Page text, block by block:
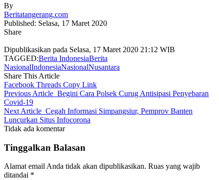
By
Beritatangerang.com
Published: Selasa, 17 Maret 2020
Share
Dipublikasikan pada Selasa, 17 Maret 2020 21:12 WIB
TAGGED:Berita IndonesiaBerita
NasionalIndonesiaNasionalNusantara
Share This Article
Facebook Threads Copy Link
Previous Article Begini Cara Polsek Curug Antisipasi Penyebaran
Covid-19
Next Article Cegah Informasi Simpangsiur, Pemprov Banten
Luncurkan Situs Infocorona
Tidak ada komentar
Tinggalkan Balasan
Alamat email Anda tidak akan dipublikasikan. Ruas yang wajib
ditandai *